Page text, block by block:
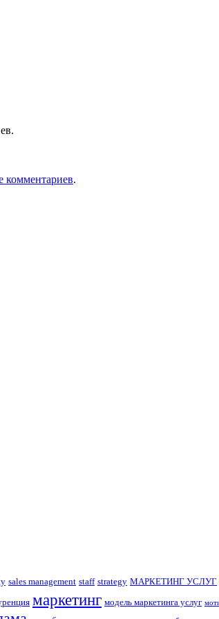
комментариев.
sales management staff strategy МАРКЕТИНГ УСЛУГ
маркетинг модель маркетинга услуг